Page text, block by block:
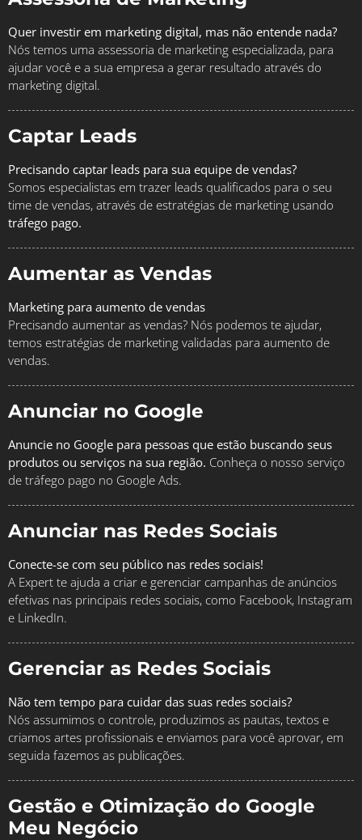
Quer investir em marketing digital, mas não entende nada?
Nós temos uma assessoria de marketing especializada, para
ajudar você e a sua empresa a gerar resultado através do
marketing digital.
Captar Leads
Precisando captar leads para sua equipe de vendas?
Somos especialistas em trazer leads qualificados para o seu
time de vendas, através de estratégias de marketing usando
tráfego pago.
Aumentar as Vendas
Marketing para aumento de vendas
Precisando aumentar as vendas? Nós podemos te ajudar,
temos estratégias de marketing validadas para aumento de
vendas.
Anunciar no Google
Anuncie no Google para pessoas que estão buscando seus
produtos ou serviços na sua região. Conheça o nosso serviço
de tráfego pago no Google Ads.
Anunciar nas Redes Sociais
Conecte-se com seu público nas redes sociais!
A Expert te ajuda a criar e gerenciar campanhas de anúncios
efetivas nas principais redes sociais, como Facebook, Instagram
e LinkedIn.
Gerenciar as Redes Sociais
Não tem tempo para cuidar das suas redes sociais?
Nós assumimos o controle, produzimos as pautas, textos e
criamos artes profissionais e enviamos para você aprovar, em
seguida fazemos as publicações.
Gestão e Otimização do Google
Meu Negócio